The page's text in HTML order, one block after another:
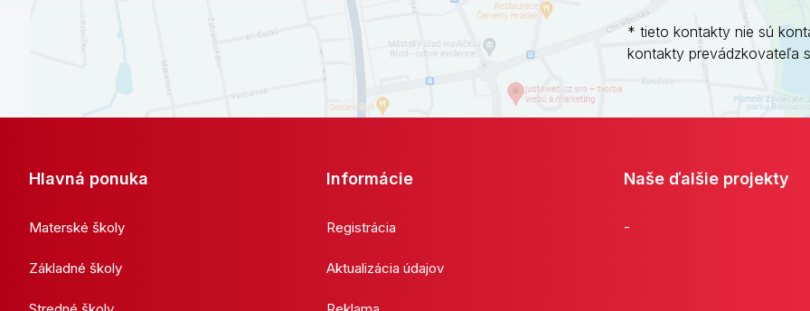
* tieto kontakty nie sú
kontakty prevádzkovateľa
Hlavná ponuka
Materské školy
Základné školy
Informácie
Registrácia
Aktualizácia údajov
Naše ďalšie projekty
-